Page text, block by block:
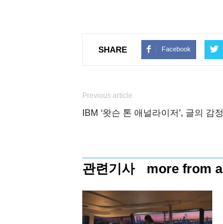
SHARE Facebook
Previous article
IBM ‘왓슨 톤 애널라이저’, 글의 감
관련기사 more from